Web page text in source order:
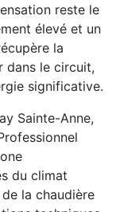
reste le
élevé et un
la
dans le circuit,
significative.
Sainte-Anne,
du climat
la chaudière